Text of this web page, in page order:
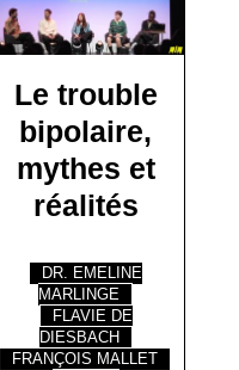
Le trouble
bipolaire,
mythes et
réalités
DR. EMELINE
MARLINGE
FLAVIE DE
DIESBACH
FRANÇOIS MALLET